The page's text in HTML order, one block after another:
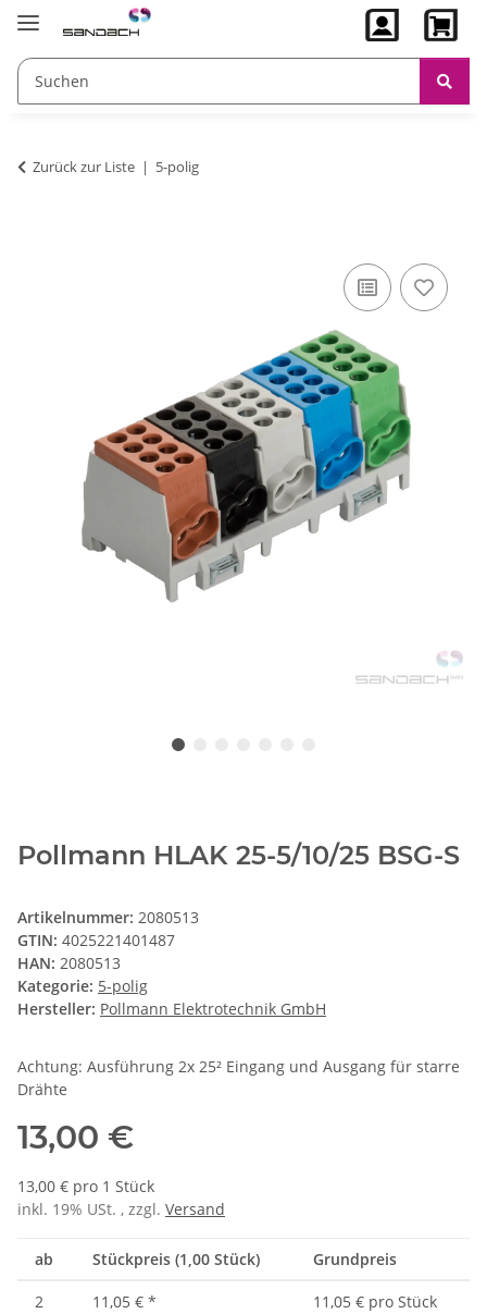
Zurück zur Liste 5-polig
Pollmann HLAK 25-5/10/25 BSG-S
Artikelnummer: 2080513
GTIN: 4025221401487
HAN: 2080513
Kategorie: 5-polig
Hersteller: Pollmann Elektrotechnik GmbH
Achtung: Ausführung 2x 25² Eingang und Ausgang für starre
Drähte
13,00 €
13,00 € pro 1 Stück
inkl. 19% USt. , zzgl. Versand
ab Stückpreis (1,00 Stück) Grundpreis
2 11,05 € *
11,05 € pro Stück